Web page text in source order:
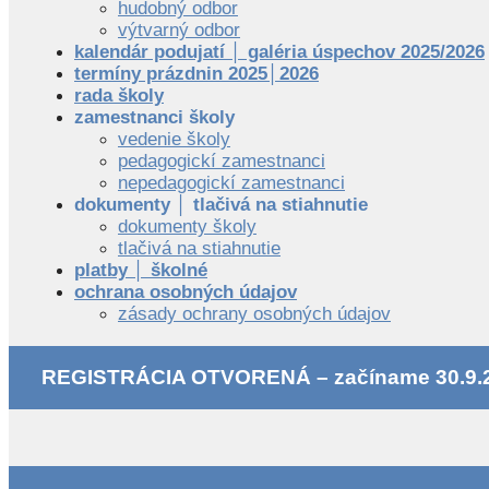
hudobný odbor
výtvarný odbor
kalendár podujatí │ galéria úspechov 2025/2026
termíny prázdnin 2025│2026
rada školy
zamestnanci školy
vedenie školy
pedagogickí zamestnanci
nepedagogickí zamestnanci
dokumenty │ tlačivá na stiahnutie
dokumenty školy
tlačivá na stiahnutie
platby │ školné
ochrana osobných údajov
zásady ochrany osobných údajov
REGISTRÁCIA OTVORENÁ – začíname